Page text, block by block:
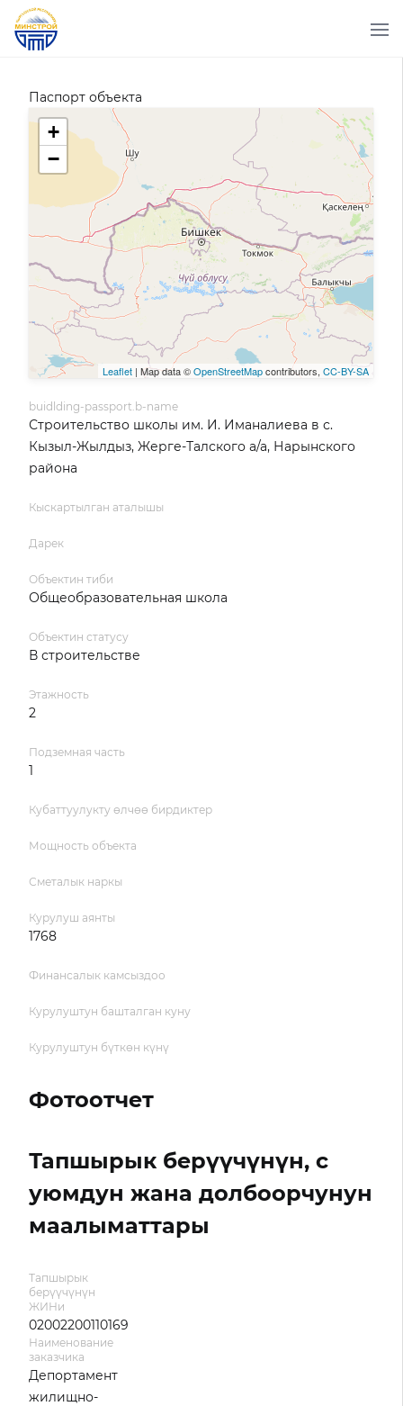
Паспорт объекта
+
−
Leaflet | Map data ©OpenStreetMapcontributors, CC-BY-SA
buidlding-passport.b-name
Строительство школы им. И. Иманалиева в с.
Кызыл-Жылдыз, Жерге-Талского а/а, Нарынского
района
Кыскартылган аталышы
Дарек
Объектин тиби
Общеобразовательная школа
Объектин статусу
В строительстве
Этажность
2
Подземная часть
1
Кубаттуулукту өлчөө бирдиктер
Мощность объекта
Сметалык наркы
Курулуш аянты
1768
Финансалык камсыздоо
Курулуштун башталган куну
Курулуштун бүткөн күнү
Фотоотчет
Тапшырык берүүчүнүн, с
уюмдун жана долбоорчунун
маалыматтары
Тапшырык
берүүчүнүн
ЖИНи
02002200110169
Наименование
заказчика
Депортамент
жилищно-